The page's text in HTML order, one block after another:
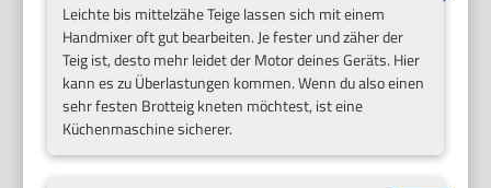
Leichte bis mittelzähe Teige lassen sich mit einem
Handmixer oft gut bearbeiten. Je fester und zäher der
Teig ist, desto mehr leidet der Motor deines Geräts. Hier
kann es zu Überlastungen kommen. Wenn du also einen
sehr festen Brotteig kneten möchtest, ist eine
Küchenmaschine sicherer.